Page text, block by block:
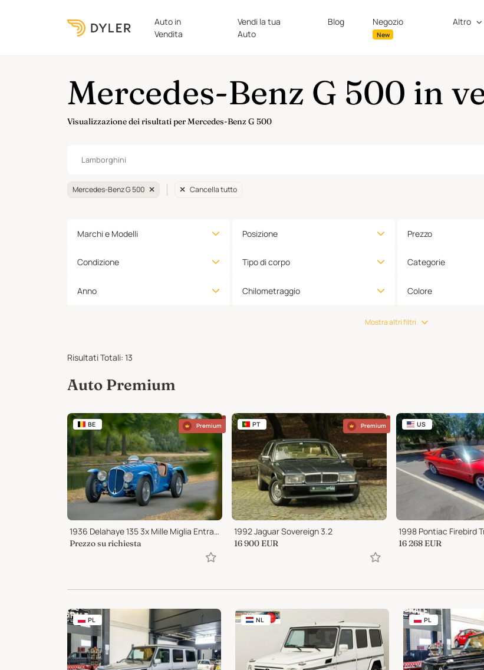
Auto in
Vendita
Vendi la tua
Auto
Blog Negozio
New
Altro
Mercedes-Benz G 500 in
Visualizzazione dei risultati per Mercedes-Benz G 500
Mercedes-Benz G 500 Cancella tutto
Marchi e Modelli
Condizione
Anno
Posizione
Tipo di corpo
Chilometraggio
Prezzo
Categorie
Colore
Mostra altri filtri
Risultati Totali: 13
Auto Premium
BE Premium
1936 Delahaye 135 3x Mille Miglia Entrant and other rallies
Prezzo su richiesta
PT Premium
1992 Jaguar Sovereign 3.2
16 900 EUR
US
1998 Pontiac Firebird
16 268 EUR
PL NL PL